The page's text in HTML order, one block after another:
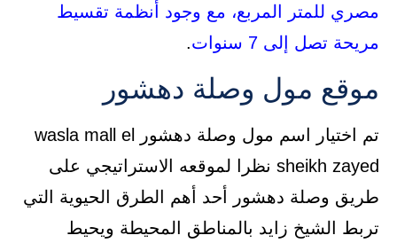
مصري للمتر المربع، مع وجود أنظمة تقسيط
مريحة تصل إلى 7 سنوات
.
موقع مول وصلة دهشور
تم اختيار اسم مول وصلة دهشور wasla mall el
sheikh zayed نظرا لموقعه الاستراتيجي على
طريق وصلة دهشور أحد أهم الطرق الحيوية التي
تربط الشيخ زايد بالمناطق المحيطة ويحيط